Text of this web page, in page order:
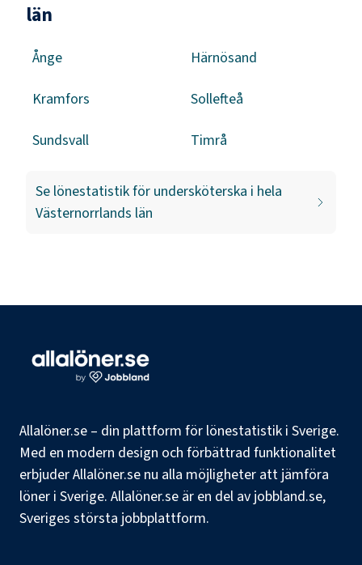
län
Ånge Härnösand
Kramfors Sollefteå
Sundsvall Timrå
Se lönestatistik för undersköterska i hela
Västernorrlands län
Allalöner.se – din plattform för lönestatistik i Sverige.
Med en modern design och förbättrad funktionalitet
erbjuder Allalöner.se nu alla möjligheter att jämföra
löner i Sverige. Allalöner.se är en del av jobbland.se,
Sveriges största jobbplattform.